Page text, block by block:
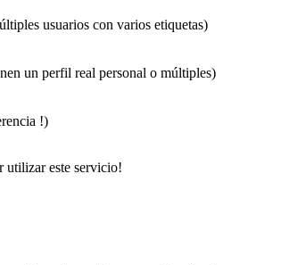
usuarios con varios etiquetas)
un perfil real personal o múltiples)
!)
utilizar este servicio!